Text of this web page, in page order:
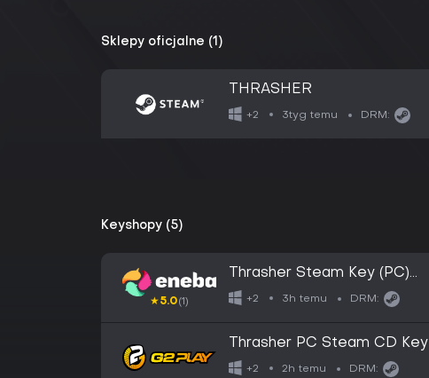
Sklepy oficjalne (1)
THRASHER
+2 3tyg temu DRM:
Keyshopy (5)
★5.0(1)
Thrasher Steam Key (PC)
GLOBAL
+2 3h temu DRM:
Thrasher PC Steam CD Key
+2 2h temu DRM: